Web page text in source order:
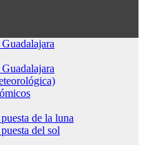
de la luna
del sol